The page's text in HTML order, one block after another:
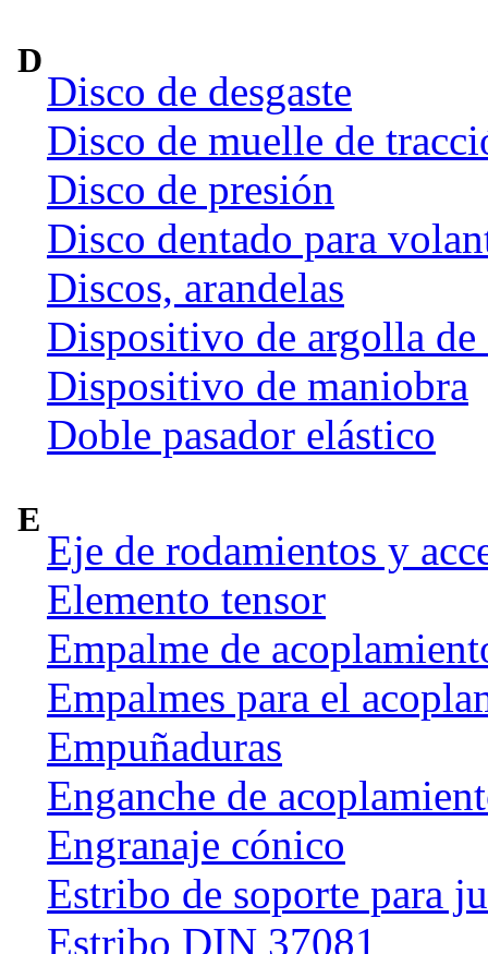
D
Disco de desgaste
Disco de muelle de
Disco de presión
Disco dentado para
Discos, arandelas
Dispositivo de argolla de
Dispositivo de maniobra
Doble pasador elástico
E
Eje de rodamientos y
Elemento tensor
Empalme de
Empalmes para el
Empuñaduras
Enganche de
Engranaje cónico
Estribo de soporte para
Estribo DIN 37081